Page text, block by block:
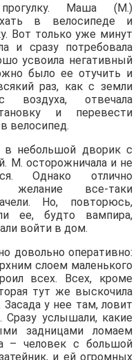
Маша (М.)
в велосипеде и
Вот только уже минут
и сразу потребовала
усвоила негативный
было ее отучить и
раз, как с земли
воздуха, отвечала
и перевести
велосипед.
в небольшой дворик с
М. осторожничала и не
Однако отлично
желание все-таки
Но, повторюсь,
ее, будто вампира,
войти в дом.
довольно оперативно:
слоем маленького
всех. Всех, кроме
тут же выскочила
Засада у нее там, ловит
услышали, какие
задницами ломаем
– человек с большой
и ей огромных